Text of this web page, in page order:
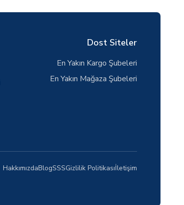
Dost Siteler
En Yakın Kargo Şubeleri
En Yakın Mağaza Şubeleri
HakkımızdaBlogSSSGizlilik Politikasıİletişim